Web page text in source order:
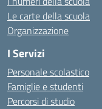
Le carte della scuola
Organizzazione
I Servizi
Personale scolastico
Famiglie e studenti
Percorsi di studio